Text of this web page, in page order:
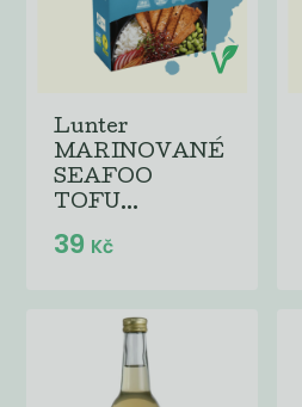
Lunter
MARINOVANÉ
SEAFOO
TOFU...
39 Kč